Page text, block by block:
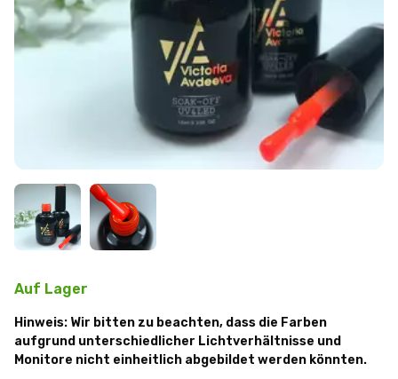
Auf Lager
Hinweis: Wir bitten zu beachten, dass die Farben
aufgrund unterschiedlicher Lichtverhältnisse und
Monitore nicht einheitlich abgebildet werden könnten.